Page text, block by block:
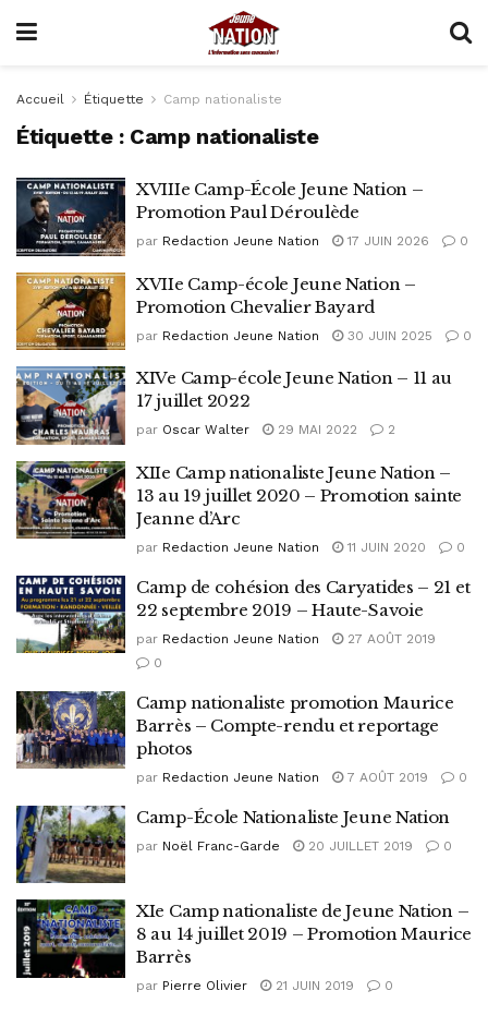
Accueil Étiquette Camp nationaliste
Étiquette : Camp nationaliste
XVIIIe Camp-École Jeune Nation –
Promotion Paul Déroulède
par Redaction Jeune Nation 17 JUIN 2026 0
XVIIe Camp-école Jeune Nation –
Promotion Chevalier Bayard
par Redaction Jeune Nation 30 JUIN 2025 0
XIVe Camp-école Jeune Nation – 11 au
17 juillet 2022
par Oscar Walter 29 MAI 2022 2
XIIe Camp nationaliste Jeune Nation –
13 au 19 juillet 2020 – Promotion sainte
Jeanne d’Arc
par Redaction Jeune Nation 11 JUIN 2020 0
Camp de cohésion des Caryatides – 21 et
22 septembre 2019 – Haute-Savoie
par Redaction Jeune Nation
27 AOÛT 2019
0
Camp nationaliste promotion Maurice
Barrès – Compte-rendu et reportage
photos
par Redaction Jeune Nation 7 AOÛT 2019 0
Camp-École Nationaliste Jeune Nation
par Noël Franc-Garde 20 JUILLET 2019 0
XIe Camp nationaliste de Jeune Nation –
8 au 14 juillet 2019 – Promotion Maurice
Barrès
par Pierre Olivier 21 JUIN 2019 0